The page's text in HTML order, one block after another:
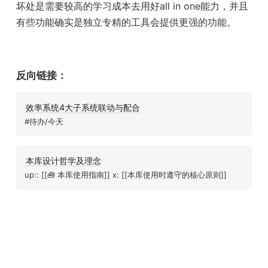
坏处是需要较高的学习成本去用好all in one能力，并且
有些功能确实是独立专精的工具会提供更强的功能。
反向链接：
效率系统4大子系统联动与配合
#待办/今天
本库设计哲学及理念
up:: [[🧰 本库使用指南]] x: [[本库使用时遵守的核心原则]]